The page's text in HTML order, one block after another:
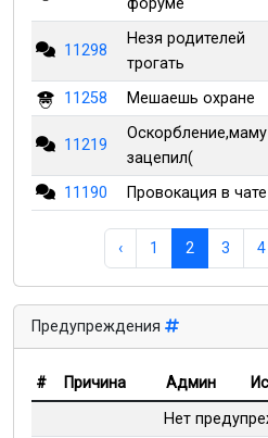
форуме
11298
Незя родителей
трогать
11258 Мешаешь охране
11219
Оскорбление,маму
зацепил(
11190 Провокация в чате
‹ 1 2 3 4
Предупреждения
# Причина Админ
Нет